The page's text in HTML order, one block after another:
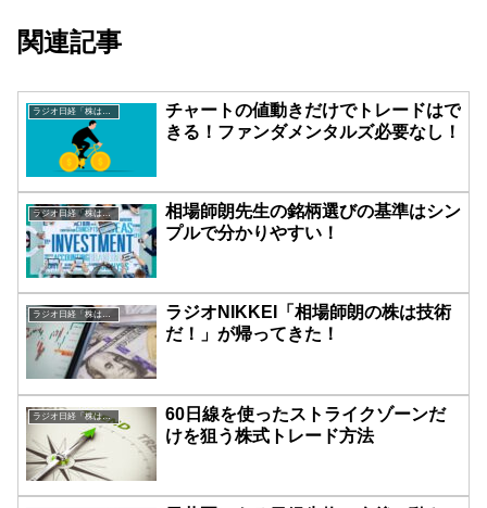
関連記事
ラジオ日経「株は技術だ！」
チャートの値動きだけでトレードはで
きる！ファンダメンタルズ必要なし！
ラジオ日経「株は技術だ！」
相場師朗先生の銘柄選びの基準はシン
プルで分かりやすい！
ラジオ日経「株は技術だ！」
ラジオNIKKEI「相場師朗の株は技術
だ！」が帰ってきた！
ラジオ日経「株は技術だ！」
60日線を使ったストライクゾーンだ
けを狙う株式トレード方法